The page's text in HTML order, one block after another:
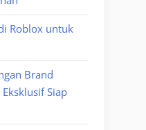
Roblox untuk
Brand
Siap